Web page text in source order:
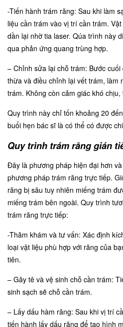
-Tiến hành trám răng: Sau khi làm
liệu cần trám vào vị trí cần trám.
dần lại nhờ tia laser. Qúa trình này
qua phản ứng quang trùng hợp.
– Chỉnh sửa lại chỗ trám: Bước
thừa và điều chỉnh lại vết trám, làm
trám. Không còn cảm giác khó
Quy trình này chỉ tốn khoảng 20
buổi hẹn bác sĩ là có thể có được
Quy trình trám răng gián
Đây là phương pháp hiện đại hơn
phương pháp trám răng trực tiếp.
răng bị sâu tuy nhiên miếng trám
miếng trám bên ngoài. Quy trình
trám răng trực tiếp:
-Thăm khám và tư vấn: Xác định
loại vật liệu phù hợp với răng của
tiên.
– Gây tê và vệ sinh chỗ cần trám:
sinh sạch sẽ chỗ cần trám.
– Lấy dấu hàm răng: Sau khi vị trí
tiến hành lấy dấu răng để tạo hình